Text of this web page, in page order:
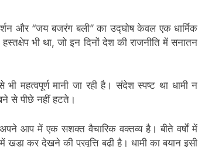
और “जय बजरंग बली” का उद्घोष केवल एक धार्मिक
भी था, जो इन दिनों देश की राजनीति में सनातन
महत्वपूर्ण मानी जा रही है। संदेश स्पष्ट था धामी न
से पीछे नहीं हटते।
आप में एक सशक्त वैचारिक वक्तव्य है। बीते वर्षों में
कर देखने की प्रवृत्ति बढ़ी है। धामी का बयान इसी